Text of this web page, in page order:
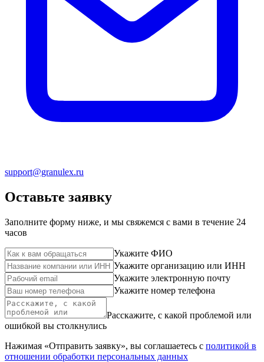
support@granulex.ru
Оставьте заявку
Заполните форму ниже, и мы свяжемся с вами в течение 24
часов
Укажите ФИО
Укажите организацию или ИНН
Укажите электронную почту
Укажите номер телефона
Расскажите, с какой проблемой или
ошибкой вы столкнулись
Нажимая «Отправить заявку», вы соглашаетесь с политикой в
отношении обработки персональных данных